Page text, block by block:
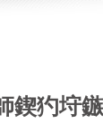
鍥犳垨